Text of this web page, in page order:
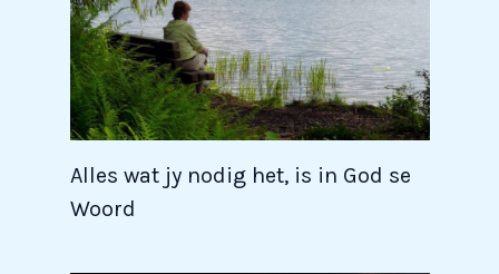
Alles wat jy nodig het, is in God se
Woord